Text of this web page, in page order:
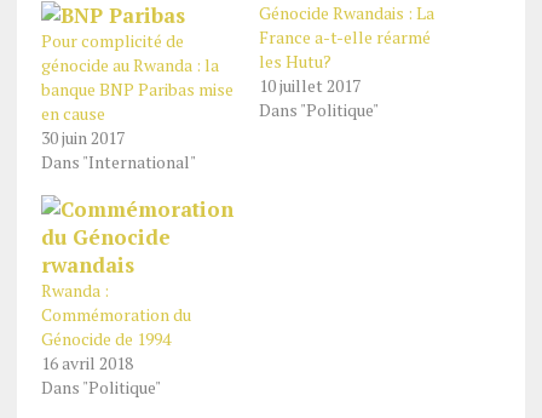
Pour complicité de
génocide au Rwanda : la
banque BNP Paribas mise
en cause
30 juin 2017
Dans "International"
Génocide Rwandais : La
France a-t-elle réarmé
les Hutu?
10 juillet 2017
Dans "Politique"
Rwanda :
Commémoration du
Génocide de 1994
16 avril 2018
Dans "Politique"